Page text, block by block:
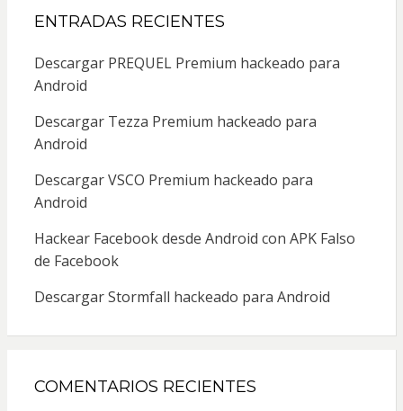
ENTRADAS RECIENTES
Descargar PREQUEL Premium hackeado para
Android
Descargar Tezza Premium hackeado para
Android
Descargar VSCO Premium hackeado para
Android
Hackear Facebook desde Android con APK Falso
de Facebook
Descargar Stormfall hackeado para Android
COMENTARIOS RECIENTES